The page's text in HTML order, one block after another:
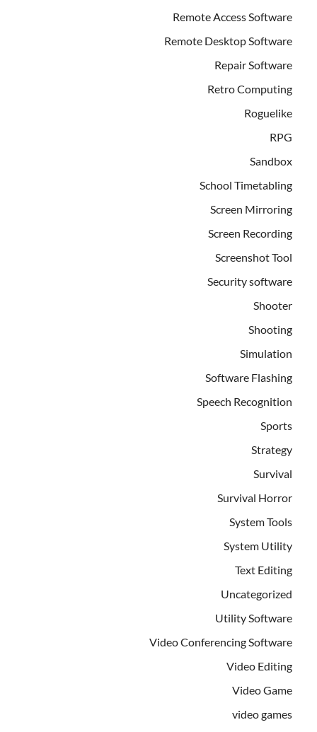
Remote Access Software
Remote Desktop Software
Repair Software
Retro Computing
Roguelike
RPG
Sandbox
School Timetabling
Screen Mirroring
Screen Recording
Screenshot Tool
Security software
Shooter
Shooting
Simulation
Software Flashing
Speech Recognition
Sports
Strategy
Survival
Survival Horror
System Tools
System Utility
Text Editing
Uncategorized
Utility Software
Video Conferencing Software
Video Editing
Video Game
video games